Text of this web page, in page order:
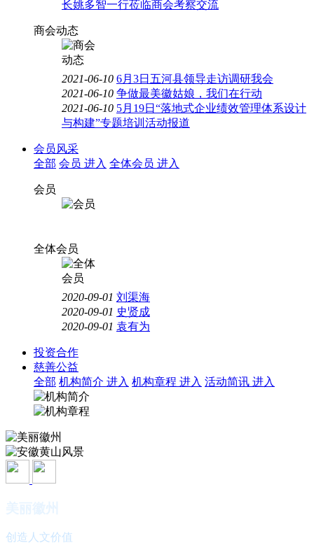
长姚多智一行莅临商会考察交流
商会动态
2021-06-10 6月3日五河县领导走访调研我会
2021-06-10 争做最美徽姑娘，我们在行动
2021-06-10 5月19日“落地式企业绩效管理体系设计
与构建”专题培训活动报道
会员风采
全部 会员 进入 全体会员 进入
会员
全体会员
2020-09-01 刘渠海
2020-09-01 史贤成
2020-09-01 袁有为
投资合作
慈善公益
全部 机构简介 进入 机构章程 进入 活动简讯 进入
创造人文价值